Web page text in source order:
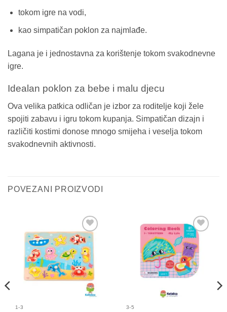
tokom igre na vodi,
kao simpatičan poklon za najmlađe.
Lagana je i jednostavna za korištenje tokom svakodnevne
igre.
Idealan poklon za bebe i malu djecu
Ova velika patkica odličan je izbor za roditelje koji žele
spojiti zabavu i igru tokom kupanja. Simpatičan dizajn i
različiti kostimi donose mnogo smijeha i veselja tokom
svakodnevnih aktivnosti.
POVEZANI PROIZVODI
Sačuvaj
proizvod
1-3
Sačuvaj
proizvod
3-5